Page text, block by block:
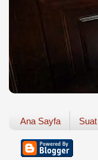
Ana Sayfa